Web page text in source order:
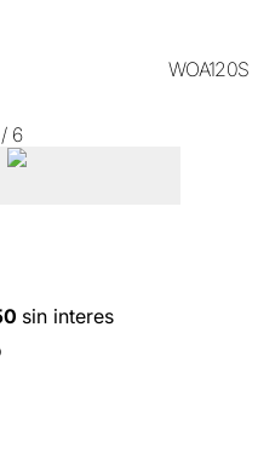
WOA120S
/ 6
sin interes